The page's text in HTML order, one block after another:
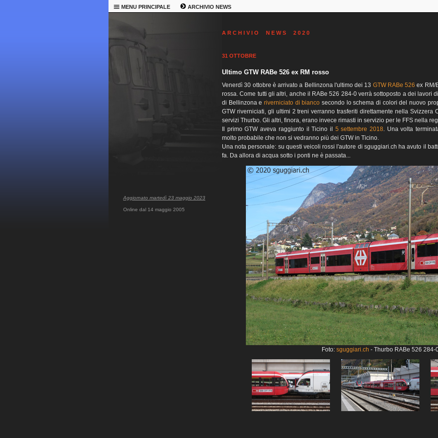
MENU PRINCIPALE ARCHIVIO NEWS
Aggiornato martedì 23 maggio 2023
Online dal 14 maggio 2005
A R C H I V I O N E W S 2 0 2 0
31 OTTOBRE
Ultimo GTW RABe 526 ex RM rosso
Venerdì 30 ottobre è arrivato a Bellinzona l'ultimo dei 13 GTW RABe 526 ex RM/
rossa. Come tutti gli altri, anche il RABe 526 284-0 verrà sottoposto a dei lavori
di Bellinzona e riverniciato di bianco secondo lo schema di colori del nuovo
GTW riverniciati, gli ultimi 2 treni verranno trasferiti direttamente nella Svizzera
servizi Thurbo. Gli altri, finora, erano invece rimasti in servizio per le FFS nella
Il primo GTW aveva raggiunto il Ticino il 5 settembre 2018. Una volta
molto probabile che non si vedranno più dei GTW in Ticino.
Una nota personale: su questi veicoli rossi l'autore di sguggiari.ch ha avuto il
fa. Da allora di acqua sotto i ponti ne è passata...
Foto: sguggiari.ch - Thurbo RABe 526 284-